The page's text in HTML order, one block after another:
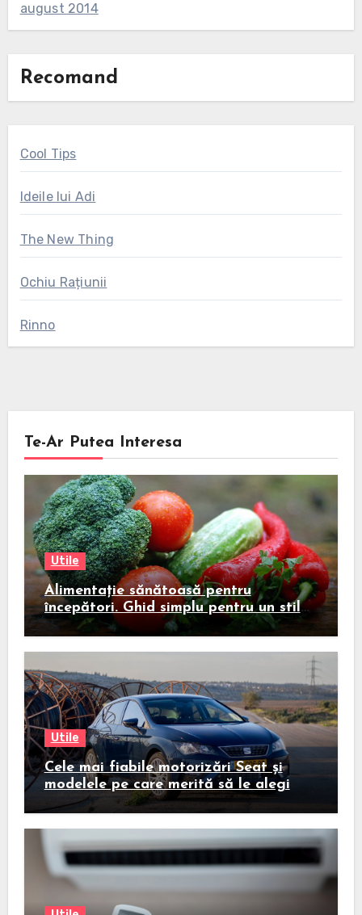
august 2014
Recomand
Cool Tips
Ideile lui Adi
The New Thing
Ochiu Rațiunii
Rinno
Te-Ar Putea Interesa
Utile
Alimentație sănătoasă pentru
începători. Ghid simplu pentru un stil
de viață echilibrat
Utile
Cele mai fiabile motorizări Seat și
modelele pe care merită să le alegi